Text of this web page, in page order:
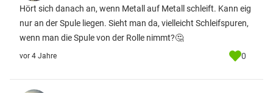
Hört sich danach an, wenn Metall auf Metall schleift. Kann eig
nur an der Spule liegen. Sieht man da, vielleicht Schleifspuren,
wenn man die Spule von der Rolle nimmt?🤔
vor 4 Jahre 0